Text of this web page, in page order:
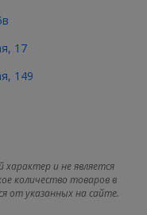
17
149
и не является
количество товаров в
от указанных на сайте.